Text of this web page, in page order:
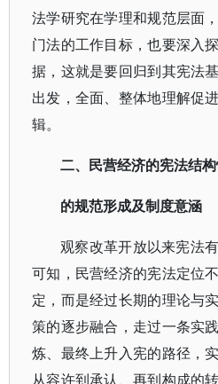
法学研究在学理和规范层面
门法的工作目标，也要深入
据，这就是要回归到其宪法
出发，全面、整体地理解促
辑。
二、民营经济的宪法结
的规范形成及制度意涵
观察改革开放以来宪法
可知，民营经济的宪法定位
定，而是经过长期的理论与
策的逐步融合，走过一条实
炼、最终上升入宪的路径，
从容许到承认、再到构成的